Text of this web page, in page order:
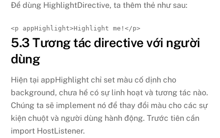
Để dùng HighlightDirective, ta thêm thẻ như sau:
<p appHighlight>Highlight me!</p>
5.3 Tương tác directive với người
dùng
Hiện tại appHighlight chỉ set màu cố dịnh cho
background, chưa hề có sự linh hoạt và tương tác nào.
Chúng ta sẽ implement nó để thay đổi màu cho các sự
kiện chuột và người dùng hành động. Trước tiên cần
import HostListener.